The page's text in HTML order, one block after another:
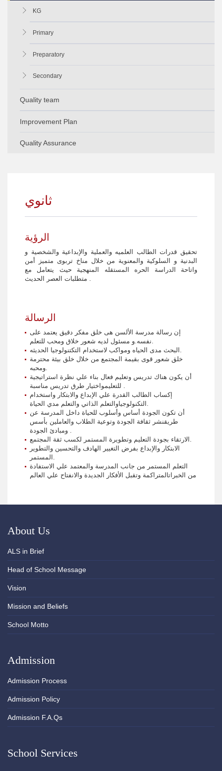
KG
Primary
Preparatory
Secondary
Quality team
Improvement Plan
Improvement Plan-General
Improvement plan - Secondary
Quality Assurance
Quality Assurance -Preparatory
ثانوي
الرؤية
تحقيق قدرات الطالب العلميه والعملية والإبداعية والشخصية و
البدنية و السلوكية والمعنوية من خلال مناخ تربوى متميز أمن
واتاحة الدراسة الحره المستقله المنهجية حيث يتعامل مع
الرسالة
إن رسالة مدرسة الألسن هى خلق مفكر دقيق يعتمد على
خلق شعور قوى بقيمة المجتمع من خلال خلق بيئة محترمة
أن يكون هناك تدريس وتعليم فعال بناء علي نظرة استراتيجية
إكساب الطالب القدرة علي الإبداع والابتكار واستخدام
أن تكون الجودة أساس وأسلوب للحياة داخل المدرسة عن
طريقنشر ثقافة الجودة وتوعية الطلاب والعاملين بأسس
الابتكار والإبداع بفرض التغيير الهادف والتحسين والتطوير
التعلم المستمر من جانب المدرسة والمعتمد علي الاستفادة
من الخبراتالمتراكمة وتقبل الأفكار الجديدة والانفتاح علي العالم
About Us
ALS in Brief
Head of School Message
Vision
Mission and Beliefs
School Motto
Admission
Admission Process
Admission Policy
Admission F.A.Qs
School Services